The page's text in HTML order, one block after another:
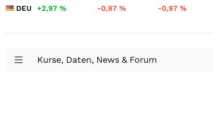
DEU +2,97 % -0,97% -0,97 %
Kurse, Daten, News & Forum